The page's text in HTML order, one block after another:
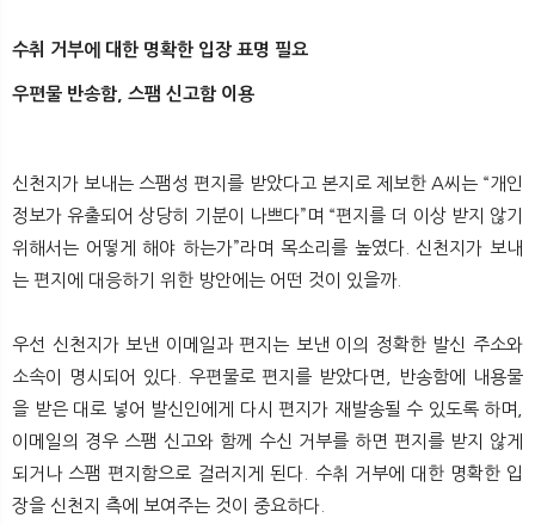
수취 거부에 대한 명확한 입장 표명 필요
우편물 반송함, 스팸 신고함 이용
신천지가 보내는 스팸성 편지를 받았다고 본지로 제보한 A씨는 “개인
정보가 유출되어 상당히 기분이 나쁘다”며 “편지를 더 이상 받지 않기
위해서는 어떻게 해야 하는가”라며 목소리를 높였다. 신천지가 보내
는 편지에 대응하기 위한 방안에는 어떤 것이 있을까.
우선 신천지가 보낸 이메일과 편지는 보낸 이의 정확한 발신 주소와
소속이 명시되어 있다. 우편물로 편지를 받았다면, 반송함에 내용물
을 받은 대로 넣어 발신인에게 다시 편지가 재발송될 수 있도록 하며,
이메일의 경우 스팸 신고와 함께 수신 거부를 하면 편지를 받지 않게
되거나 스팸 편지함으로 걸러지게 된다. 수취 거부에 대한 명확한 입
장을 신천지 측에 보여주는 것이 중요하다.